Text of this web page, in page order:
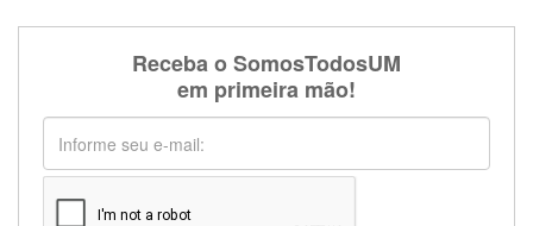
Receba o SomosTodosUM
em primeira mão!